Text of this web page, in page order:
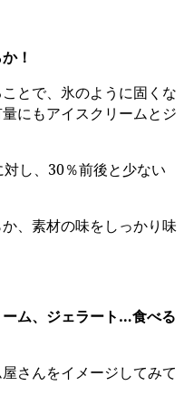
！
とで、氷のように固くな
にもアイスクリームとジ
し、30％前後と少ない
、素材の味をしっかり味
ム、ジェラート…食べる
さんをイメージしてみて